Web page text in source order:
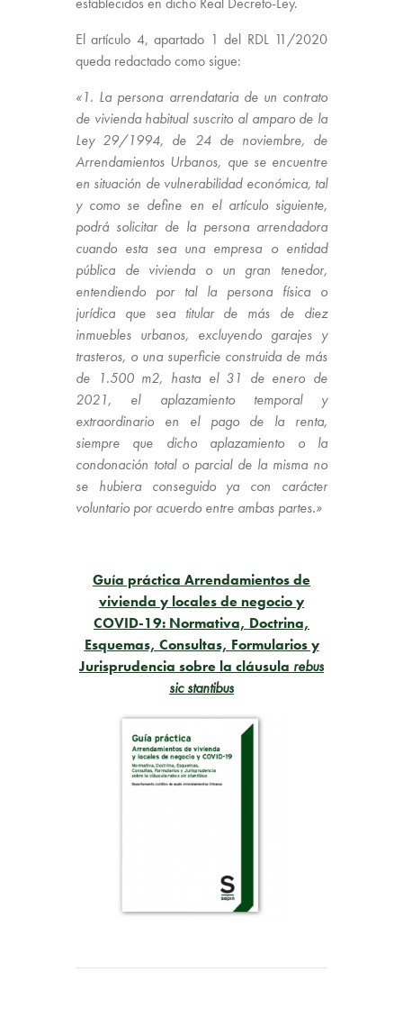
El artículo 4, apartado 1 del RDL 11/2020
queda redactado como sigue:
«1. La persona arrendataria de un contrato
de vivienda habitual suscrito al amparo de la
Ley 29/1994, de 24 de noviembre, de
Arrendamientos Urbanos, que se encuentre
en situación de vulnerabilidad económica, tal
y como se define en el artículo siguiente,
podrá solicitar de la persona arrendadora
cuando esta sea una empresa o entidad
pública de vivienda o un gran tenedor,
entendiendo por tal la persona física o
jurídica que sea titular de más de diez
inmuebles urbanos, excluyendo garajes y
trasteros, o una superficie construida de más
de 1.500 m2, hasta el 31 de enero de
2021, el aplazamiento temporal y
extraordinario en el pago de la renta,
siempre que dicho aplazamiento o la
condonación total o parcial de la misma no
se hubiera conseguido ya con carácter
voluntario por acuerdo entre ambas partes.»
Guía práctica Arrendamientos de
vivienda y locales de negocio y
COVID-19: Normativa, Doctrina,
Esquemas, Consultas, Formularios y
Jurisprudencia sobre la cláusula rebus
sic stantibus